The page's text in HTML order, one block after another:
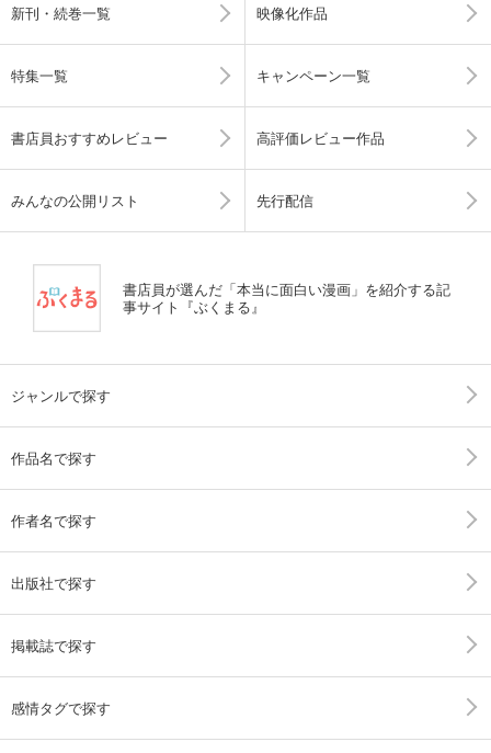
新刊・続巻一覧 映像化作品
特集一覧 キャンペーン一覧
書店員おすすめレビュー 高評価レビュー作品
みんなの公開リスト 先行配信
書店員が選んだ「本当に面白い漫画」を紹介する記
事サイト『ぶくまる』
ジャンルで探す
作品名で探す
作者名で探す
出版社で探す
掲載誌で探す
感情タグで探す